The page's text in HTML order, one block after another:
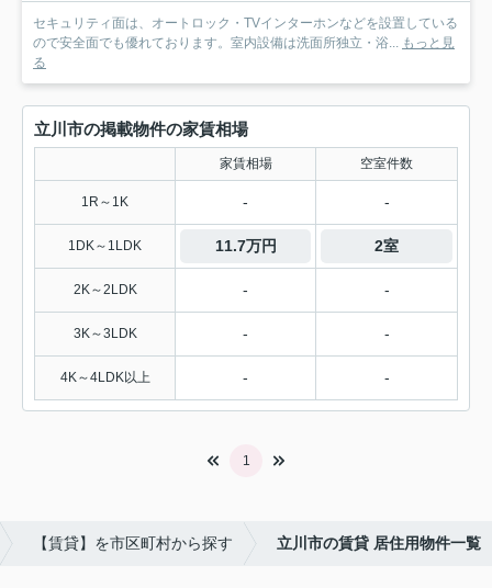
セキュリティ面は、オートロック・TVインターホンなどを設置している
ので安全面でも優れております。室内設備は洗面所独立・浴... もっと見
る
立川市の掲載物件の家賃相場
家賃相場 空室件数
1R～1K - -
1DK～1LDK 11.7万円 2室
2K～2LDK - -
3K～3LDK - -
4K～4LDK以上 - -
1
【賃貸】を市区町村から探す 立川市の賃貸 居住用物件一覧